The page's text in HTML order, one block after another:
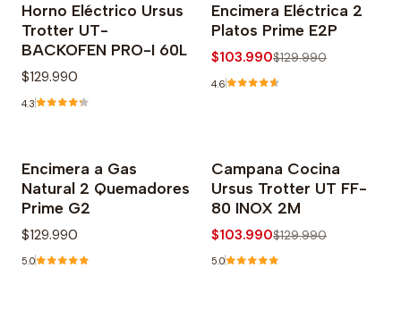
Agotado
Horno Eléctrico Ursus
Trotter UT-
BACKOFEN PRO-I 60L
$129.990
4.3
-20% OFF
Encimera Eléctrica 2
Platos Prime E2P
$103.990$129.990
4.6
Encimera a Gas
Natural 2 Quemadores
Prime G2
$129.990
5.0
-20% OFF
Campana Cocina
Ursus Trotter UT FF-
80 INOX 2M
$103.990$129.990
5.0